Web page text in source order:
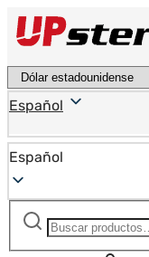
Español
Español
Buscar: